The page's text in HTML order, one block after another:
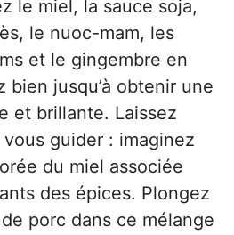
le miel, la sauce soja,
le nuoc-mam, les
et le gingembre en
bien jusqu’à obtenir une
et brillante. Laissez
guider : imaginez
du miel associée
des épices. Plongez
porc dans ce mélange